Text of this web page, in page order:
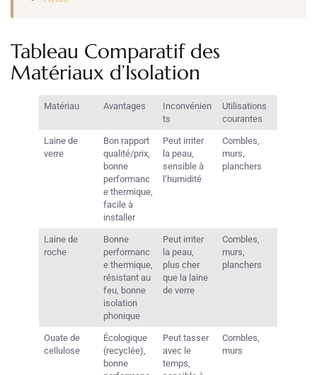
Tableau Comparatif des
Matériaux d’Isolation
Matériau Avantages
Inconvénien
ts
Utilisations
courantes
Laine de
verre
Bon rapport
qualité/prix,
bonne
performanc
e thermique,
facile à
installer
Peut irriter
la peau,
sensible à
l’humidité
Combles,
murs,
planchers
Laine de
roche
Bonne
performanc
e thermique,
résistant au
feu, bonne
isolation
phonique
Peut irriter
la peau,
plus cher
que la laine
de verre
Combles,
murs,
planchers
Ouate de
cellulose
Écologique
(recyclée),
bonne
Peut tasser
avec le
temps,
Combles,
murs